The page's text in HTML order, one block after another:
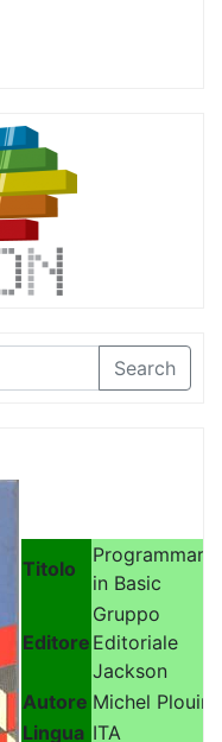
Search
Titolo
Programmare
in Basic
Editore
Gruppo
Editoriale
Jackson
Autore Michel Plouin
Lingua ITA